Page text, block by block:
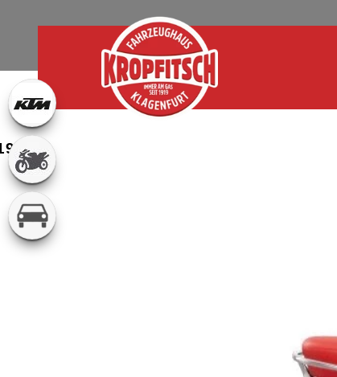
STARTSEITE VESPA PRIMAVERA RED ELETTRICA